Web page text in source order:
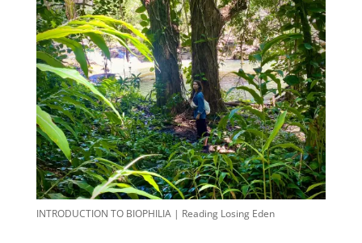
INTRODUCTION TO BIOPHILIA | Reading Losing Eden